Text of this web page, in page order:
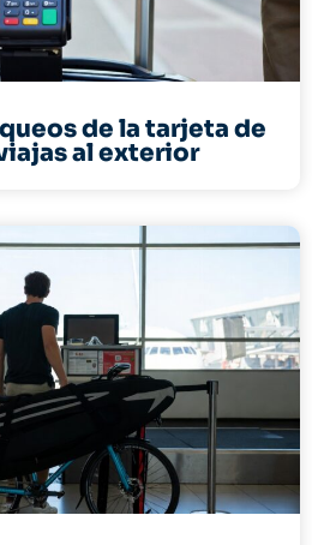
de la tarjeta de
al exterior